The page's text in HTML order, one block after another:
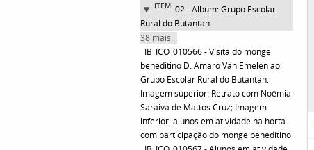
ITEM 02 - Álbum: Grupo Escolar
Rural do Butantan
38 mais...
IB_ICO_010566 - Visita do monge
beneditino D. Amaro Van Emelen ao
Grupo Escolar Rural do Butantan.
Imagem superior: Retrato com Noêmia
Saraiva de Mattos Cruz; Imagem
inferior: alunos em atividade na horta
com participação do monge beneditino